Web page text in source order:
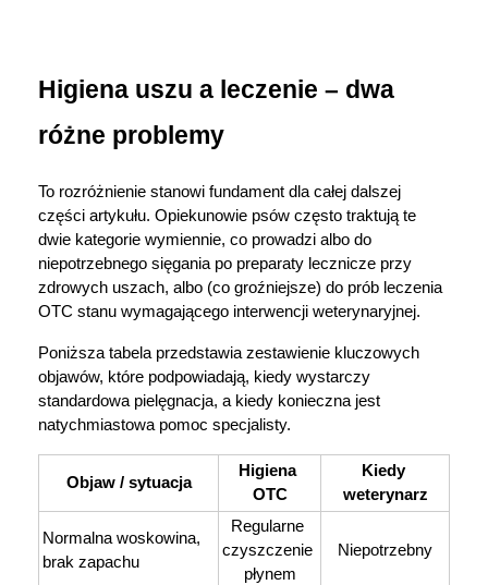
Motoryzacja
Grupy produktowe
Marki
Higiena uszu a leczenie – dwa
różne problemy
To rozróżnienie stanowi fundament dla całej dalszej
części artykułu. Opiekunowie psów często traktują te
dwie kategorie wymiennie, co prowadzi albo do
niepotrzebnego sięgania po preparaty lecznicze przy
zdrowych uszach, albo (co groźniejsze) do prób leczenia
OTC stanu wymagającego interwencji weterynaryjnej.
Poniższa tabela przedstawia zestawienie kluczowych
objawów, które podpowiadają, kiedy wystarczy
standardowa pielęgnacja, a kiedy konieczna jest
natychmiastowa pomoc specjalisty.
Objaw / sytuacja
Higiena
OTC
Kiedy
weterynarz
Normalna woskowina,
brak zapachu
Regularne
czyszczenie
płynem
Niepotrzebny